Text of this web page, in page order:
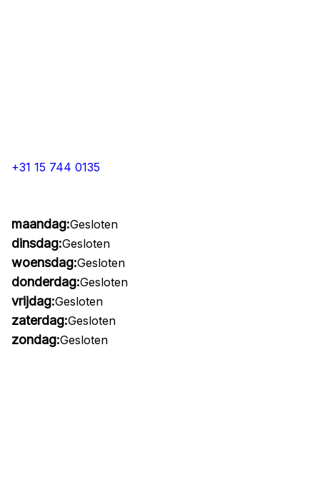
+31 15 744 0135
maandag:Gesloten
dinsdag:Gesloten
woensdag:Gesloten
donderdag:Gesloten
vrijdag:Gesloten
zaterdag:Gesloten
zondag:Gesloten